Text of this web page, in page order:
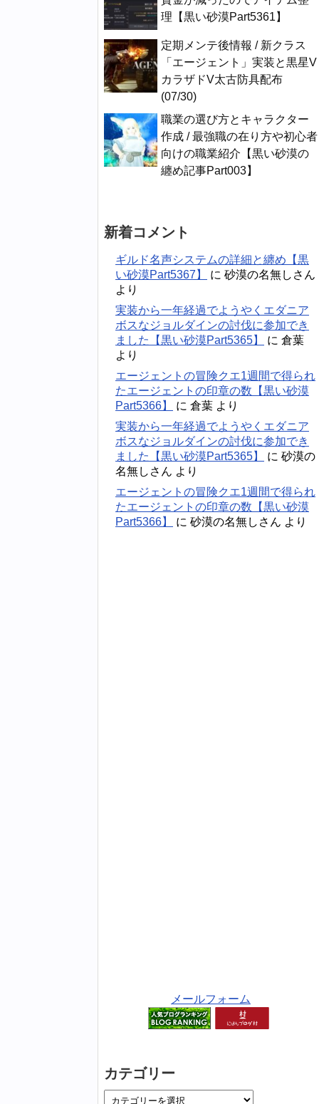
理【黒い砂漠Part5361】
定期メンテ後情報 / 新クラス
「エージェント」実装と黒星V
カラザドV太古防具配布
(07/30)
職業の選び方とキャラクター
作成 / 最強職の在り方や初心者
向けの職業紹介【黒い砂漠の
纏め記事Part003】
新着コメント
ギルド名声システムの詳細と纏め【黒
い砂漠Part5367】
に 砂漠の名無しさん
より
実装から一年経過でようやくエダニア
ボスなジョルダインの討伐に参加でき
ました【黒い砂漠Part5365】
に 倉葉
より
エージェントの冒険クエ1週間で得られ
たエージェントの印章の数【黒い砂漠
Part5366】
に 倉葉 より
実装から一年経過でようやくエダニア
ボスなジョルダインの討伐に参加でき
ました【黒い砂漠Part5365】
に 砂漠の
名無しさん より
エージェントの冒険クエ1週間で得られ
たエージェントの印章の数【黒い砂漠
Part5366】
に 砂漠の名無しさん より
メールフォーム
カテゴリー